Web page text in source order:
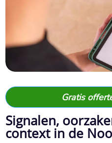
Gratis
Signalen,
context in de